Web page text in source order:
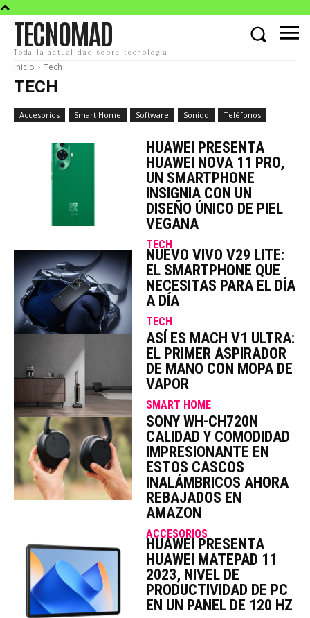
TECNOMAD
Toda la actualidad sobre tecnología
Inicio Tech
TECH
Accesorios Smart Home Software Sonido Teléfonos
HUAWEI PRESENTA
HUAWEI NOVA 11 PRO,
UN SMARTPHONE
INSIGNIA CON UN
DISEÑO ÚNICO DE PIEL
VEGANA
TECH
NUEVO VIVO V29 LITE:
EL SMARTPHONE QUE
NECESITAS PARA EL DÍA
A DÍA
TECH
ASÍ ES MACH V1 ULTRA:
EL PRIMER ASPIRADOR
DE MANO CON MOPA DE
VAPOR
SMART HOME
SONY WH-CH720N
CALIDAD Y COMODIDAD
IMPRESIONANTE EN
ESTOS CASCOS
INALÁMBRICOS AHORA
REBAJADOS EN
AMAZON
ACCESORIOS
HUAWEI PRESENTA
HUAWEI MATEPAD 11
2023, NIVEL DE
PRODUCTIVIDAD DE PC
EN UN PANEL DE 120 HZ